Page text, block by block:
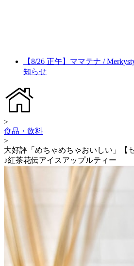
【8/26 正午】ママテナ /
知らせ
>
食品・飲料
>
大好評「めちゃめちゃおいしい」【
♪紅茶花伝アイスアップルティー